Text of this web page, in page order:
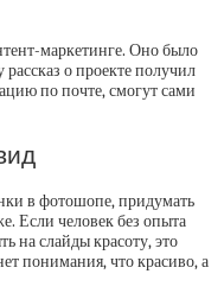
маркетинге. Оно было
о проекте получил
по почте, смогут сами
в фотошопе, придумать
Если человек без опыта
на слайды красоту, это
понимания, что красиво, а